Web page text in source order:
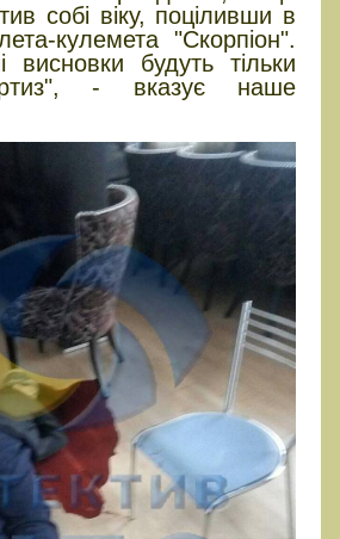
собі віку, поціливши в
кулемета "Скорпіон".
висновки будуть тільки
- вказує наше